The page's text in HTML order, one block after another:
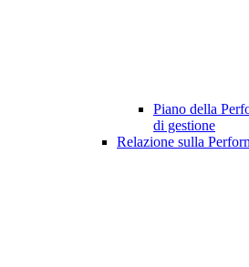
Piano della
di gestione
Relazione sulla